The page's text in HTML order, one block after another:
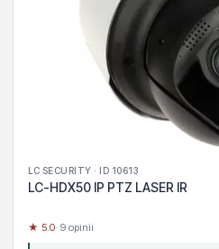
LC SECURITY · ID 10613
LC-HDX50 IP PTZ LASER IR
★ 5.0· 9 opinii